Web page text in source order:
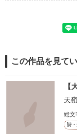
この作品を見て
【
天
総文
詩